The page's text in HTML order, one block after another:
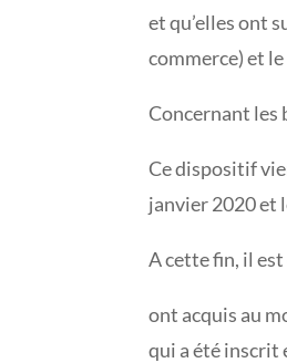
et qu’elles ont
commerce) et
Concernant les
Ce dispositif
janvier 2020 et
A cette fin, il
ont acquis au
qui a été inscrit